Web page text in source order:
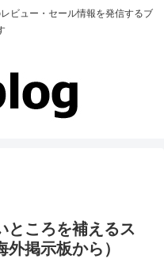
ビュー・セール情報を発信するブ
ところを補えるス
掲示板から）